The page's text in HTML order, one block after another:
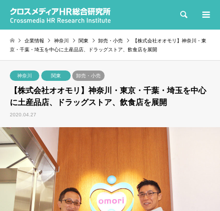
検索
企業情報 神奈川 関東 卸売・小売
【株式会社オオモリ】神奈川・東
京・千葉・埼玉を中心に土産品店、ドラッグストア、飲食店を展開
神奈川 関東 卸売・小売
【株式会社オオモリ】神奈川・東京・千葉・埼玉を中心
に土産品店、ドラッグストア、飲食店を展開
2020.04.27